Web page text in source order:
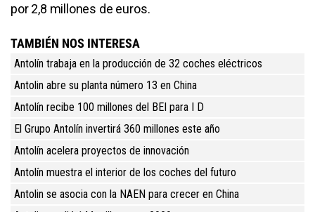
por 2,8 millones de euros.
TAMBIÉN NOS INTERESA
Antolín trabaja en la producción de 32 coches eléctricos
Antolin abre su planta número 13 en China
Antolín recibe 100 millones del BEI para I D
El Grupo Antolín invertirá 360 millones este año
Antolín acelera proyectos de innovación
Antolín muestra el interior de los coches del futuro
Antolin se asocia con la NAEN para crecer en China